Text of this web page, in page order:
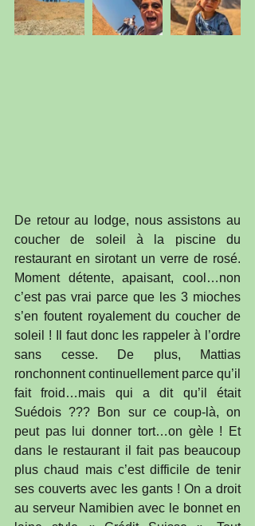
De retour au lodge, nous assistons au
coucher de soleil à la piscine du
restaurant en sirotant un verre de rosé.
Moment détente, apaisant, cool…non
c’est pas vrai parce que les 3 mioches
s’en foutent royalement du coucher de
soleil ! Il faut donc les rappeler à l’ordre
sans cesse. De plus, Mattias
ronchonnent continuellement parce qu’il
fait froid…mais qui a dit qu’il était
Suédois ??? Bon sur ce coup-là, on
peut pas lui donner tort…on gèle ! Et
dans le restaurant il fait pas beaucoup
plus chaud mais c’est difficile de tenir
ses couverts avec les gants ! On a droit
au serveur Namibien avec le bonnet en